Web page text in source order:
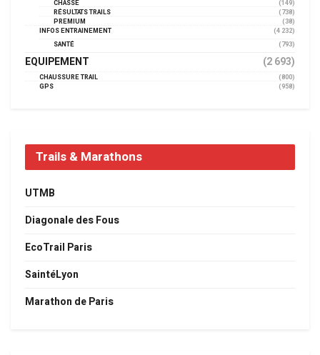
CHASSE
(149)
RÉSULTATS TRAILS
(738)
PREMIUM
(38)
INFOS ENTRAINEMENT
(4 232)
SANTÉ
(793)
EQUIPEMENT (2 693)
CHAUSSURE TRAIL
(800)
GPS
(958)
Trails & Marathons
UTMB
Diagonale des Fous
EcoTrail Paris
SaintéLyon
Marathon de Paris